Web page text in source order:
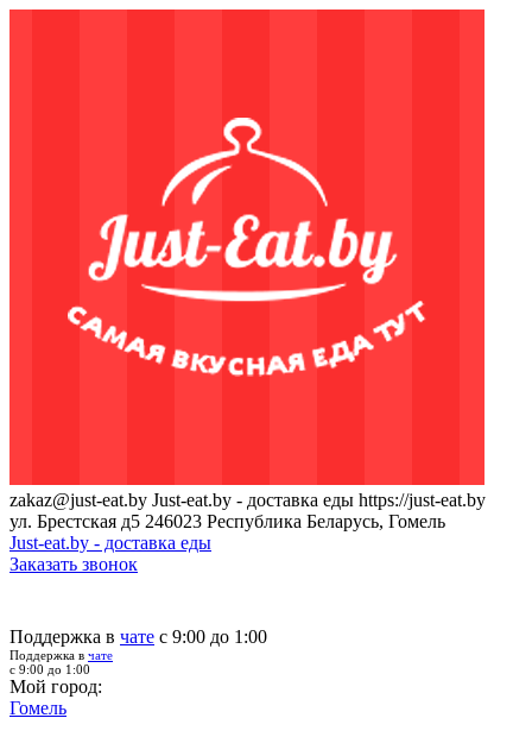
zakaz@just-eat.by Just-eat.by - доставка еды https://just-eat.by
ул. Брестская д5 246023 Республика Беларусь, Гомель
Just-eat.by - доставка еды
Заказать звонок
Поддержка в чате с 9:00 до 1:00
Поддержка в чате
с 9:00 до 1:00
Мой город:
Гомель